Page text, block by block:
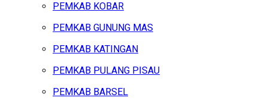
PEMKAB KOBAR
PEMKAB GUNUNG MAS
PEMKAB KATINGAN
PEMKAB PULANG PISAU
PEMKAB BARSEL